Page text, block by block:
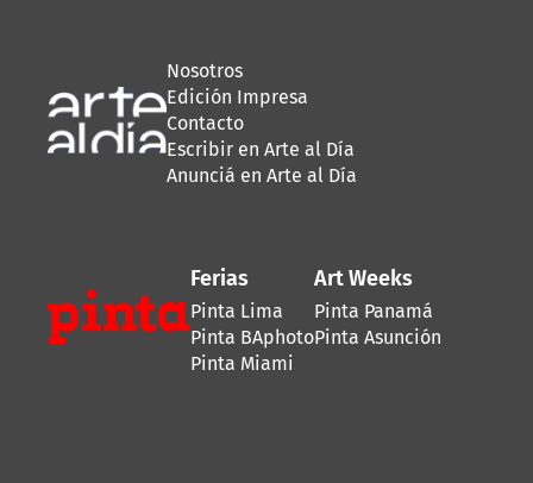
Nosotros
Edición Impresa
Contacto
Escribir en Arte al Día
Anunciá en Arte al Día
Ferias
Pinta Lima
Pinta BAphoto
Pinta Miami
Art Weeks
Pinta Panamá
Pinta Asunción